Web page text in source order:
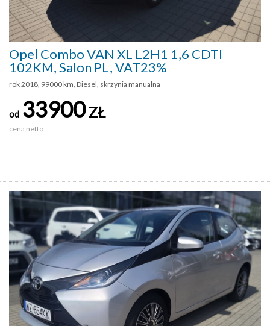
Opel Combo VAN XL L2H1 1,6 CDTI
102KM, Salon PL, VAT23%
rok 2018, 99000 km, Diesel, skrzynia manualna
od 33900ZŁ
cena netto